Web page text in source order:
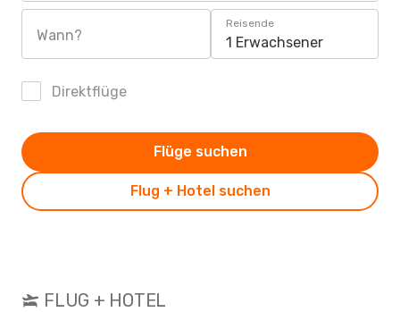
Wann?
Reisende
1 Erwachsener
Direktflüge
Flug + Hotel suchen
Flüge suchen
FLUG + HOTEL